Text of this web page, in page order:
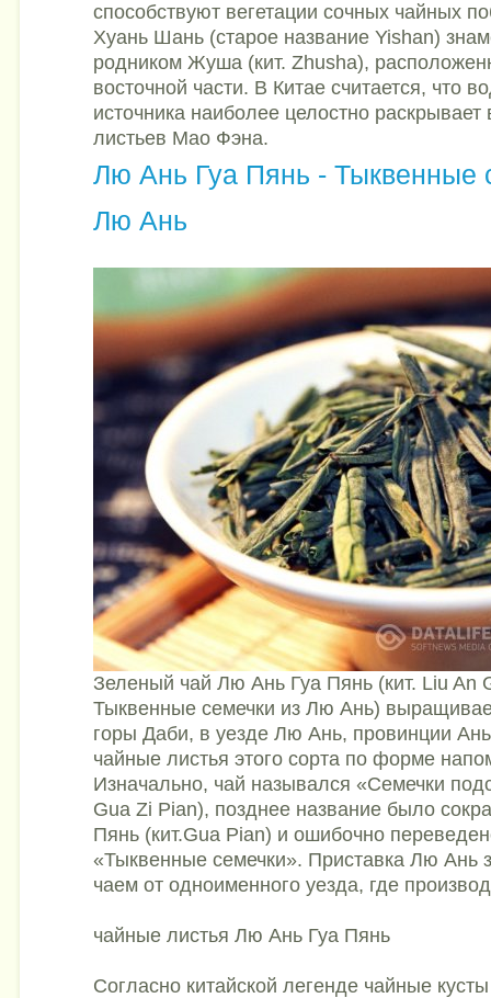
способствуют вегетации сочных чайных
Хуань Шань (старое название Yishan)
родником Жуша (кит. Zhusha),
восточной части. В Китае считается, что
источника наиболее целостно раскрывает
листьев Мао Фэна.
Лю Ань Гуа Пянь - Тыквенные
Лю Ань
Зеленый чай Лю Ань Гуа Пянь (кит. Liu An
Тыквенные семечки из Лю Ань)
горы Даби, в уезде Лю Ань, провинции
чайные листья этого сорта по форме
Изначально, чай назывался «Семечки
Gua Zi Pian), позднее название было
Пянь (кит.Gua Pian) и ошибочно
«Тыквенные семечки». Приставка Лю Ань
чаем от одноименного уезда, где
чайные листья Лю Ань Гуа Пянь
Согласно китайской легенде чайные